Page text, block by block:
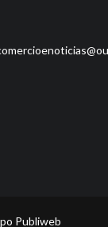
Publiweb